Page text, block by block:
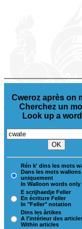
Cweroz après on
Cherchez un
Look up a
Rén k' dins les mots
Dans les mots wallons
uniquement
In Walloon words only
E scrijhaedje Feller
En écriture Feller
In "Feller" notation
Dins les årtikes
A l'intérieur des
Within articles